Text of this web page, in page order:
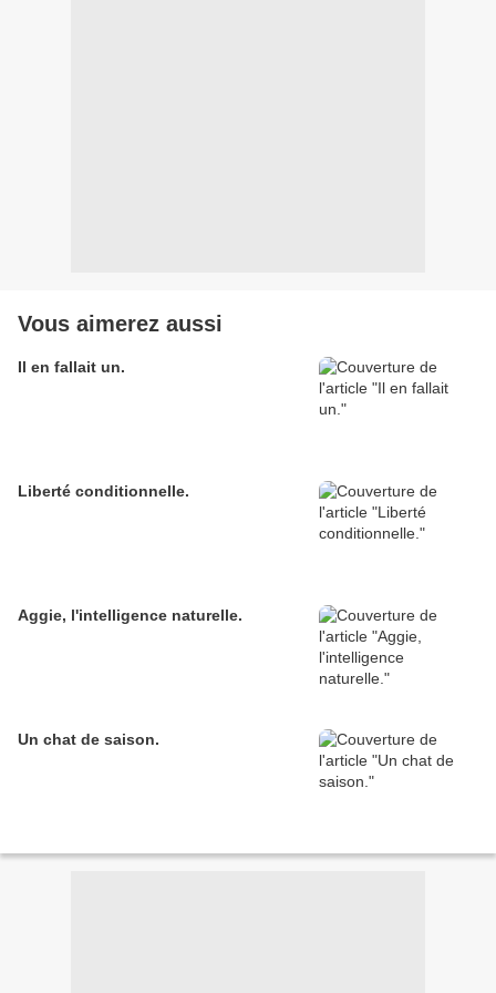
Vous aimerez aussi
Il en fallait un.
Liberté conditionnelle.
Aggie, l'intelligence naturelle.
Un chat de saison.